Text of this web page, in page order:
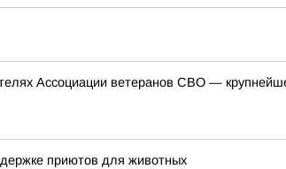
Ассоциации ветеранов СВО —
приютов для животных